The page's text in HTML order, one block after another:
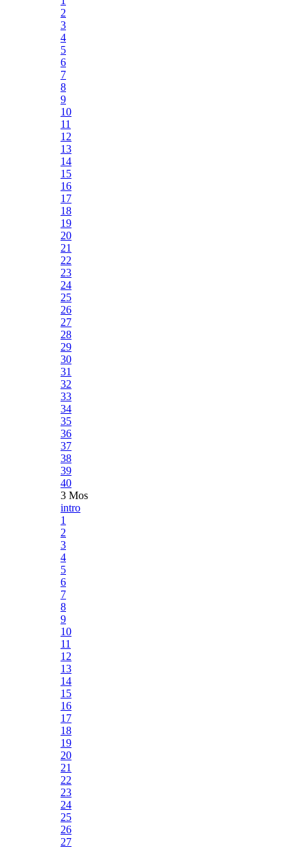
2
3
4
5
6
7
8
9
10
11
12
13
14
15
16
17
18
19
20
21
22
23
24
25
26
27
28
29
30
31
32
33
34
35
36
37
38
39
40
3 Mos
intro
1
2
3
4
5
6
7
8
9
10
11
12
13
14
15
16
17
18
19
20
21
22
23
24
25
26
27